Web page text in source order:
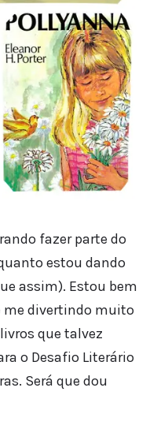
fazer parte do
estou dando
assim). Estou bem
me divertindo muito
que talvez
o Desafio Literário
Será que dou